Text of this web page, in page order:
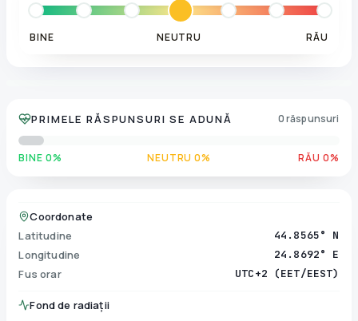
BINE NEUTRU RĂU
PRIMELE RĂSPUNSURI SE ADUNĂ 0 răspunsuri
BINE 0% NEUTRU 0% RĂU 0%
Coordonate
Latitudine
44.8565° N
Longitudine 24.8692° E
Fus orar UTC+2 (EET/EEST)
Fond de radiații